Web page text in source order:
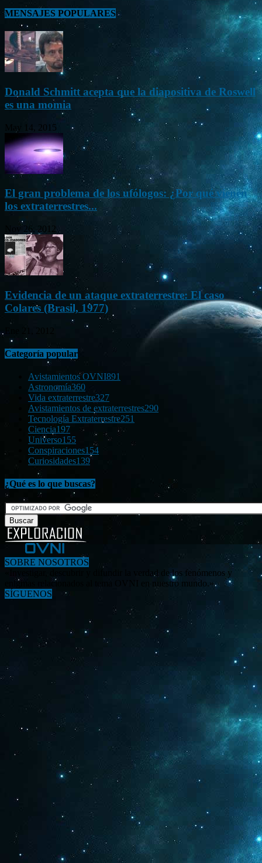
MENSAJES POPULARES
Donald Schmitt acepta que la diapositiva de Roswell
es una momia
May 14, 2015
El gran problema de los ufólogos: ¿Por qué vienen
los extraterrestres...
Nov 26, 2012
Evidencia de un ataque extraterrestre: El caso
Colares (Brasil, 1977)
Categoría popular
Avistamientos OVNI891
Astronomía360
Vida extraterrestre327
Avistamientos de extraterrestres290
Tecnología Extraterrestre251
Ciencia197
Universo155
Conspiraciones154
Curiosidades139
¿Qué es lo que buscas?
SOBRE NOSOTROS
«Investigar, descubrir y difundir la verdad de los fenómenos y
enigmas relacionados al tema OVNI en nuestro mundo.»
SÍGUENOS